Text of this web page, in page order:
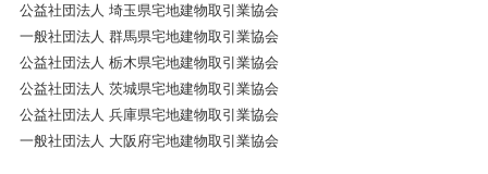
公益社団法人 埼玉県宅地建物取引業協会
一般社団法人 群馬県宅地建物取引業協会
公益社団法人 栃木県宅地建物取引業協会
公益社団法人 茨城県宅地建物取引業協会
公益社団法人 兵庫県宅地建物取引業協会
一般社団法人 大阪府宅地建物取引業協会